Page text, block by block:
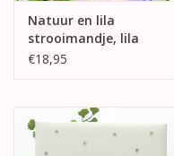
Natuur en lila
strooimandje, lila
versierd
€18,95